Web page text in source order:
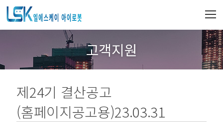
고객지원
제24기 결산공고
(홈페이지공고용)23.03.31